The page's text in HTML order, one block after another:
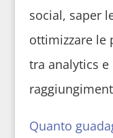
social, saper
ottimizzare le
tra analytics
Quanto